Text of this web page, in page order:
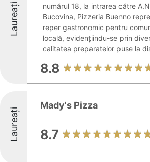
Laureați
numărul 18, la intrarea către
Bucovina, Pizzeria Buenno
reper gastronomic pentru
locală, evidențiindu-se prin
calitatea preparatelor puse la
8.8
Laureați
Mady's Pizza
8.7